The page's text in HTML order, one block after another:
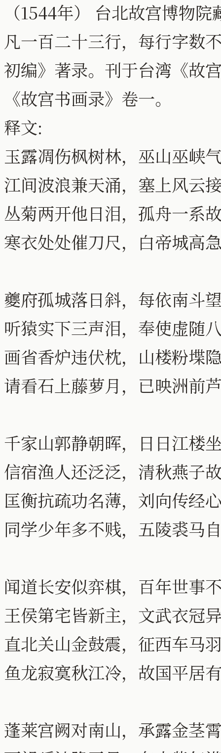
（1544年） 台北故宫博物院
凡一百二十三行，每行字数
初编》著录。刊于台湾《故
《故宫书画录》卷一。
释文:
玉露凋伤枫树林，巫山巫峡
江间波浪兼天涌，塞上风云
丛菊两开他日泪，孤舟一系
寒衣处处催刀尺，白帝城高
夔府孤城落日斜，每依南斗
听猿实下三声泪，奉使虚随
画省香炉违伏枕，山楼粉堞
请看石上藤萝月，已映洲前
千家山郭静朝晖，日日江楼
信宿渔人还泛泛，清秋燕子
匡衡抗疏功名薄，刘向传经
同学少年多不贱，五陵裘马
闻道长安似弈棋，百年世事
王侯第宅皆新主，文武衣冠
直北关山金鼓震，征西车马
鱼龙寂寞秋江冷，故国平居
蓬莱宫阙对南山，承露金茎